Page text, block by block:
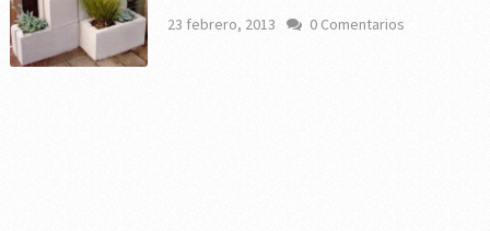
23 febrero, 2013 0 Comentarios